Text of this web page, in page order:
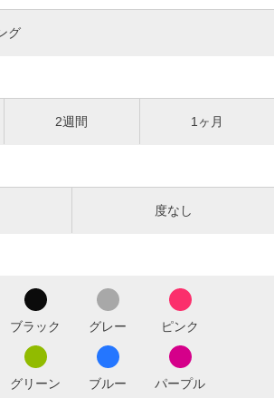
グ
2週間 1ヶ月
度なし
ブラック グレー ピンク
グリーン ブルー パープル